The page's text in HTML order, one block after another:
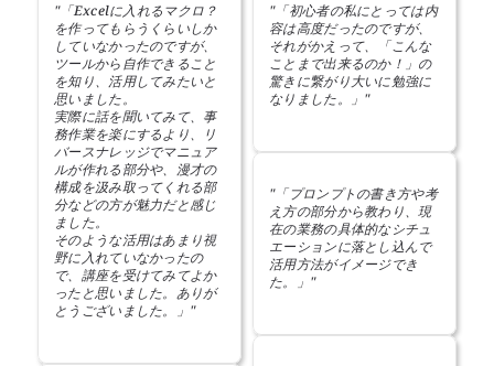
"「Excelに入れるマクロ？
を作ってもらうくらいしか
していなかったのですが、
ツールから自作できること
を知り、活用してみたいと
思いました。
実際に話を聞いてみて、事
務作業を楽にするより、リ
バースナレッジでマニュア
ルが作れる部分や、漫才の
構成を汲み取ってくれる部
分などの方が魅力だと感じ
ました。
そのような活用はあまり視
野に入れていなかったの
で、講座を受けてみてよか
ったと思いました。ありが
とうございました。」"
"「初心者の私にとっては内
容は高度だったのですが、
それがかえって、「こんな
ことまで出来るのか！」の
驚きに繋がり大いに勉強に
なりました。」"
"「プロンプトの書き方や考
え方の部分から教わり、現
在の業務の具体的なシチュ
エーションに落とし込んで
活用方法がイメージでき
た。」"